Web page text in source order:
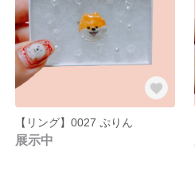
【リング】0027 ぷりん
展示中